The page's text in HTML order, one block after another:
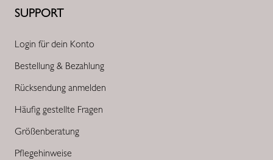
SUPPORT
Login für dein Konto
Bestellung & Bezahlung
Rücksendung anmelden
Häufig gestellte Fragen
Größenberatung
Pflegehinweise